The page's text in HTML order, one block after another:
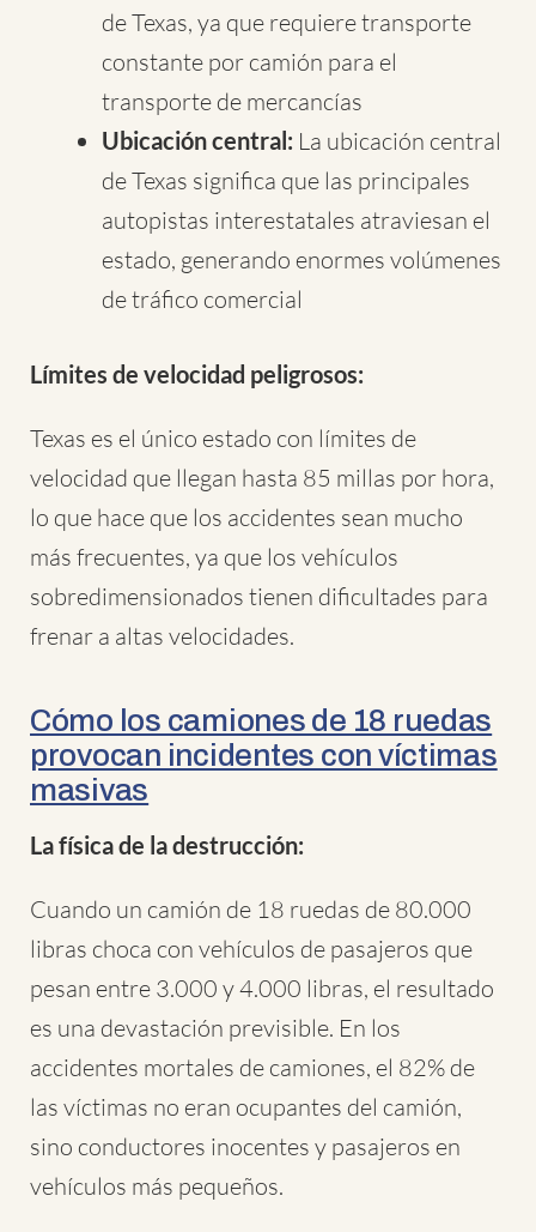
de Texas, ya que requiere transporte
constante por camión para el
transporte de mercancías
Ubicación central: La ubicación central
de Texas significa que las principales
autopistas interestatales atraviesan el
estado, generando enormes volúmenes
de tráfico comercial
Límites de velocidad peligrosos:
Texas es el único estado con límites de
velocidad que llegan hasta 85 millas por hora,
lo que hace que los accidentes sean mucho
más frecuentes, ya que los vehículos
sobredimensionados tienen dificultades para
frenar a altas velocidades.
Cómo los camiones de 18 ruedas
provocan incidentes con víctimas
masivas
La física de la destrucción:
Cuando un camión de 18 ruedas de 80.000
libras choca con vehículos de pasajeros que
pesan entre 3.000 y 4.000 libras, el resultado
es una devastación previsible. En los
accidentes mortales de camiones, el 82% de
las víctimas no eran ocupantes del camión,
sino conductores inocentes y pasajeros en
vehículos más pequeños.